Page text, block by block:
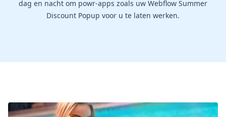
dag en nacht om powr-apps zoals uw Webflow Summer
Discount Popup voor u te laten werken.